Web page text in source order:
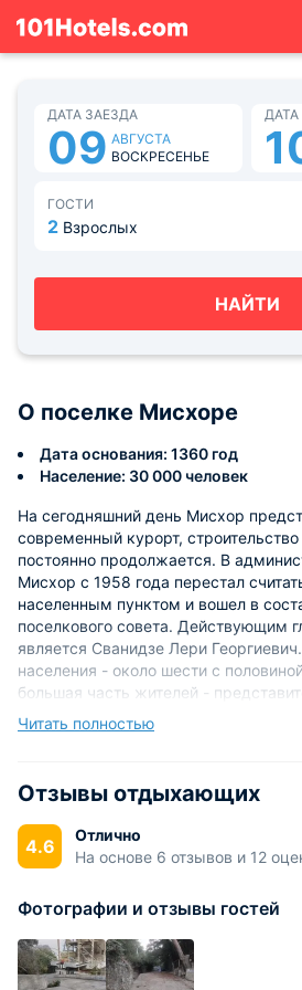
ДАТА ЗАЕЗДА
09 АВГУСТА
ВОСКРЕСЕНЬЕ
ГОСТИ
2 Взрослых
НАЙТИ
О поселке Мисхоре
Дата основания: 1360 год
Население: 30 000 человек
На сегодняшний день Мисхор
современный курорт, строительство
постоянно продолжается. В
Мисхор с 1958 года перестал
населенным пунктом и вошел в
поселкового совета. Действующим
является Сванидзе Лери
населения - около шести с
большая часть жителей -
татарского этноса. В поселке
общеобразовательная и
лепка.
Экономика поселка держится
туристско-экскурсионной
основную часть доходов в местный
«Ливадия».
Наличие чрезвычайно
климатических условий привлекает
Читать полностью
Отзывы отдыхающих
4.6
Отлично
На основе 6 отзывов и 12
Фотографии и отзывы гостей